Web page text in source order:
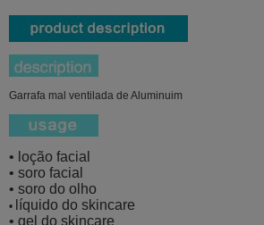
Garrafa mal ventilada de Aluminuim
• loção facial
• soro facial
• soro do olho
• líquido do skincare
• gel do skincare